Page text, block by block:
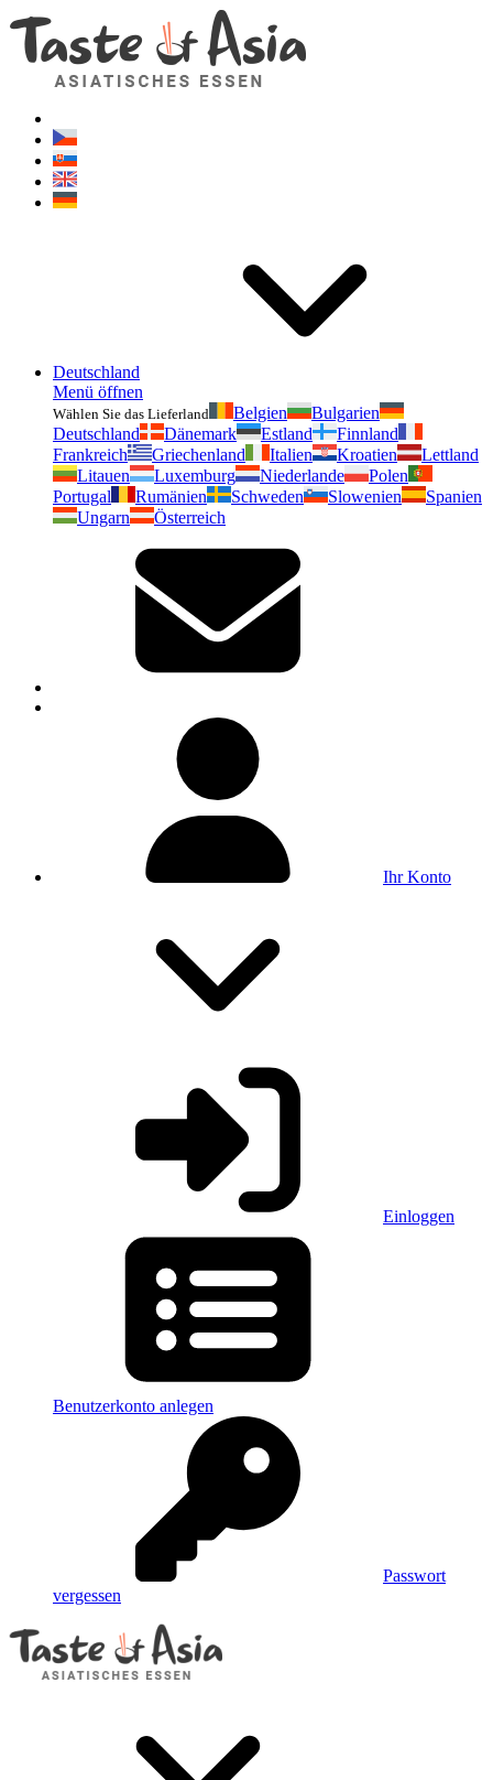
Deutschland
Menü öffnen
Wählen Sie das Lieferland Belgien
Bulgarien
Deutschland
Dänemark Estland
Finnland
Frankreich
Griechenland Italien Kroatien
Lettland
Litauen
Luxemburg Niederlande
Polen
Portugal
Rumänien Schweden Slowenien
Spanien
Ungarn
Österreich
Ihr Konto
Einloggen
Benutzerkonto anlegen
Passwort
vergessen
Geschmackvonasien.de
Zögern Sie nicht zu fragen. Ich bin für Sie da!